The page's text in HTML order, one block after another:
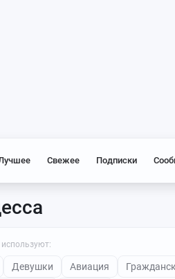
Свежее Подписки
Девушки Авиация